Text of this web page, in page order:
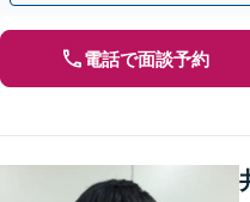
電話で面談予約